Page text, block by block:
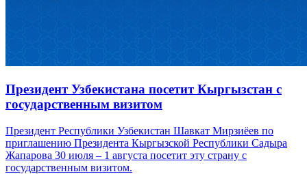
Президент Узбекистана посетит Кыргызстан с
государственным визитом
Президент Республики Узбекистан Шавкат Мирзиёев по
приглашению Президента Кыргызской Республики Садыра
Жапарова 30 июля – 1 августа посетит эту страну с
государственным визитом.